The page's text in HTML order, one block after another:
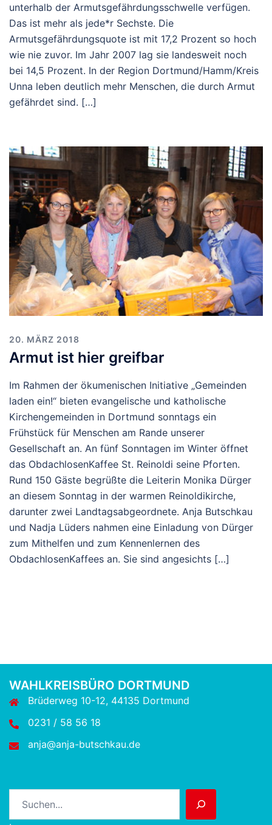
unterhalb der Armutsgefährdungsschwelle verfügen.
Das ist mehr als jede*r Sechste. Die
Armutsgefährdungsquote ist mit 17,2 Prozent so hoch
wie nie zuvor. Im Jahr 2007 lag sie landesweit noch
bei 14,5 Prozent. In der Region Dortmund/Hamm/Kreis
Unna leben deutlich mehr Menschen, die durch Armut
gefährdet sind. […]
20. MÄRZ 2018
Armut ist hier greifbar
Im Rahmen der ökumenischen Initiative „Gemeinden
laden ein!“ bieten evangelische und katholische
Kirchengemeinden in Dortmund sonntags ein
Frühstück für Menschen am Rande unserer
Gesellschaft an. An fünf Sonntagen im Winter öffnet
das ObdachlosenKaffee St. Reinoldi seine Pforten.
Rund 150 Gäste begrüßte die Leiterin Monika Dürger
an diesem Sonntag in der warmen Reinoldikirche,
darunter zwei Landtagsabgeordnete. Anja Butschkau
und Nadja Lüders nahmen eine Einladung von Dürger
zum Mithelfen und zum Kennenlernen des
ObdachlosenKaffees an. Sie sind angesichts […]
WAHLKREISBÜRO DORTMUND
Brüderweg 10-12, 44135 Dortmund
0231 / 58 56 18
anja@anja-butschkau.de